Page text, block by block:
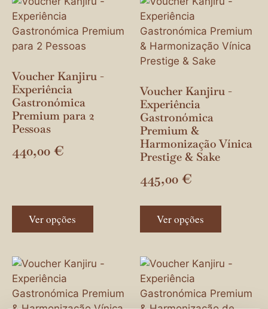
Voucher Kanjiru -
Experiência
Gastronómica
Premium para 2
Pessoas
440,00 €
Ver opções
Voucher Kanjiru -
Experiência
Gastronómica
Premium &
Harmonização Vínica
Prestige & Sake
445,00 €
Ver opções